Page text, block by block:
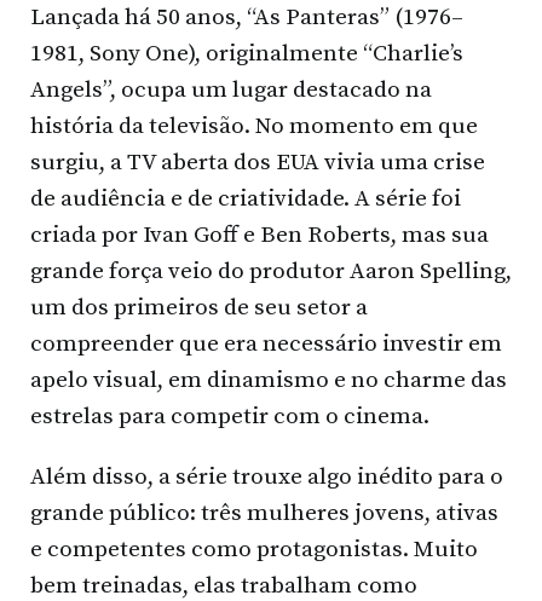
Lançada há 50 anos, “As Panteras” (1976–
1981, Sony One), originalmente “Charlie’s
Angels”, ocupa um lugar destacado na
história da televisão. No momento em que
surgiu, a TV aberta dos EUA vivia uma crise
de audiência e de criatividade. A série foi
criada por Ivan Goff e Ben Roberts, mas sua
grande força veio do produtor Aaron Spelling,
um dos primeiros de seu setor a
compreender que era necessário investir em
apelo visual, em dinamismo e no charme das
estrelas para competir com o cinema.
Além disso, a série trouxe algo inédito para o
grande público: três mulheres jovens, ativas
e competentes como protagonistas. Muito
bem treinadas, elas trabalham como